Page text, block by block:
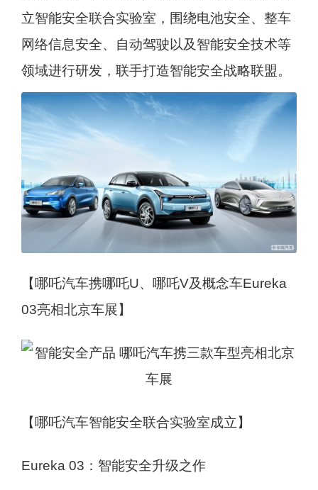
立智能安全联合实验室，围绕电池安全、整车
网络信息安全、自动驾驶以及智能安全技术等
领域进行研发，联手打造智能安全战略联盟。
【哪吒汽车携哪吒U、哪吒V及概念车Eureka
03亮相北京车展】
【哪吒汽车智能安全联合实验室成立】
Eureka 03：智能安全升级之作